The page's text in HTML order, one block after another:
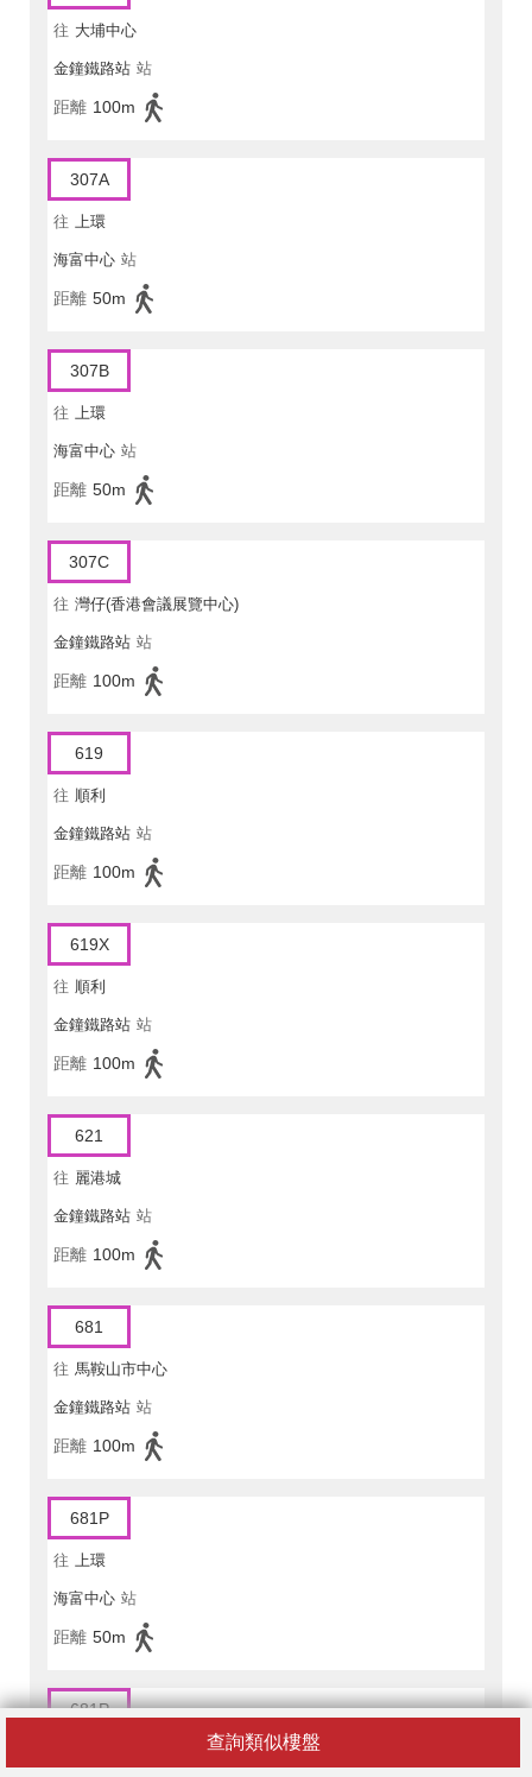
查詢類似樓盤
往 大埔中心
金鐘鐵路站 站
距離 100m
307A
往 上環
海富中心 站
距離 50m
307B
往 上環
海富中心 站
距離 50m
307C
往 灣仔(香港會議展覽中心)
金鐘鐵路站 站
距離 100m
619
往 順利
金鐘鐵路站 站
距離 100m
619X
往 順利
金鐘鐵路站 站
距離 100m
621
往 麗港城
金鐘鐵路站 站
距離 100m
681
往 馬鞍山市中心
金鐘鐵路站 站
距離 100m
681P
往 上環
海富中心 站
距離 50m
681P